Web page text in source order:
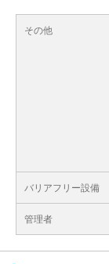
その他
バリアフリー設備
管理者